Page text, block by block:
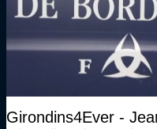
Girondins4Ever -